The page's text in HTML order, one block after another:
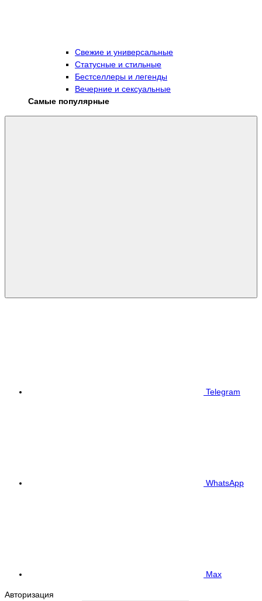
Свежие и универсальные
Статусные и стильные
Бестселлеры и легенды
Вечерние и сексуальные
Самые популярные
Telegram
WhatsApp
Max
Авторизация